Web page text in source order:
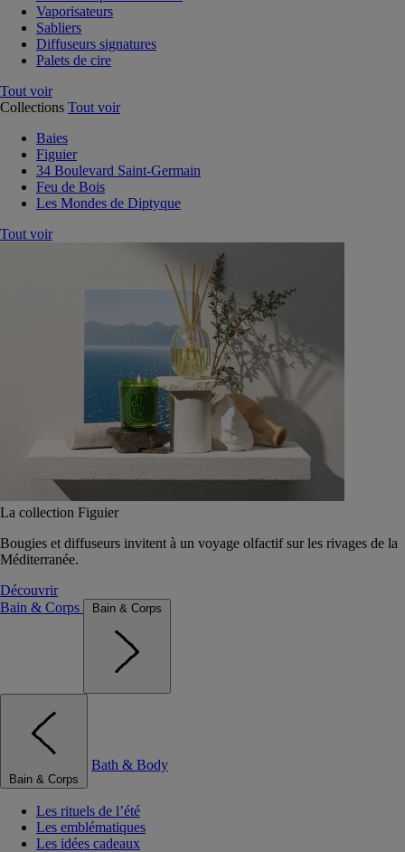
Vaporisateurs
Sabliers
Diffuseurs signatures
Palets de cire
Tout voir
Collections Tout voir
Baies
Figuier
34 Boulevard Saint-Germain
Feu de Bois
Les Mondes de Diptyque
Tout voir
La collection Figuier
Bougies et diffuseurs invitent à un voyage olfactif sur les rivages de la
Méditerranée.
Découvrir
Bain & Corps
Bain & Corps
Bain & Corps
Bath & Body
Les rituels de l’été
Les emblématiques
Les idées cadeaux